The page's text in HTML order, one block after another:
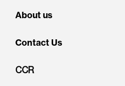
About us
Contact Us
CCR